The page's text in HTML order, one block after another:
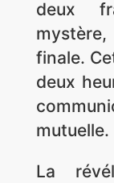
deux
finale.
deux
mutuelle.
La